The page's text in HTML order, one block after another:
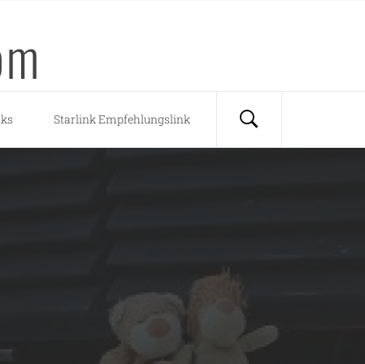
Starlink Empfehlungslink